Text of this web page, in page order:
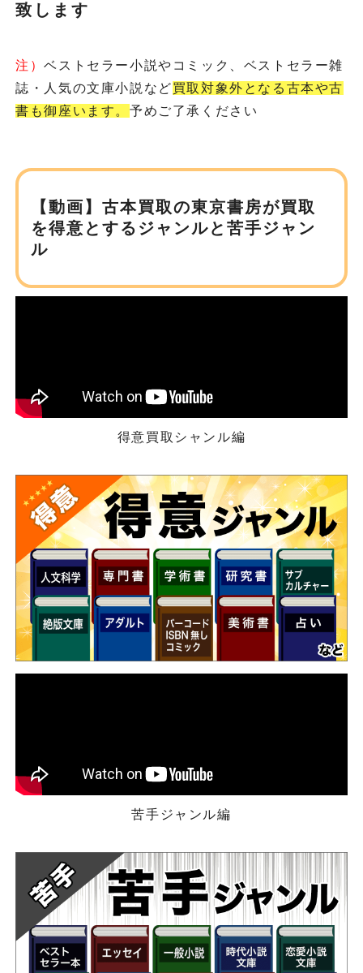
致します
注）ベストセラー小説やコミック、ベストセラー雑
誌・人気の文庫小説など買取対象外となる古本や古
書も御座います。 予めご了承ください
【動画】古本買取の東京書房が買取
を得意とするジャンルと苦手ジャン
ル
得意買取シャンル編
苦手ジャンル編